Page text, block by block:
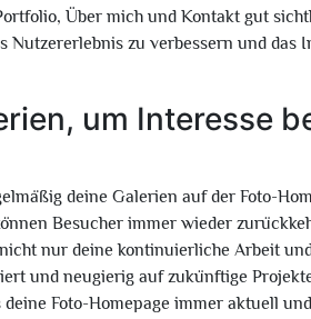
Über mich und Kontakt gut
zu verbessern und das
um Interesse
deine Galerien auf der Foto-
Besucher immer wieder
nur deine kontinuierliche Arbeit
und neugierig auf zukünftige
Foto-Homepage immer aktuell und